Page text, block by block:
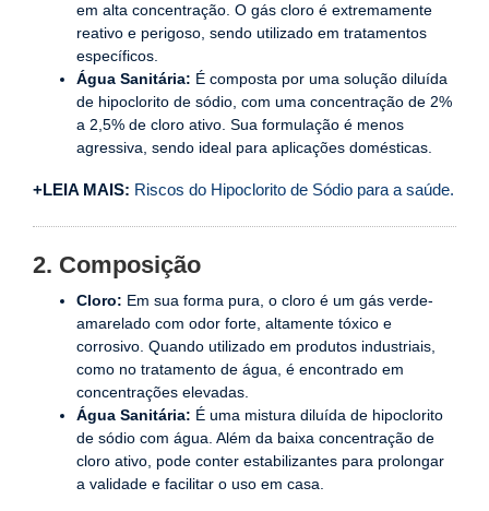
em alta concentração. O gás cloro é extremamente
reativo e perigoso, sendo utilizado em tratamentos
específicos.
Água Sanitária: É composta por uma solução diluída
de hipoclorito de sódio, com uma concentração de 2%
a 2,5% de cloro ativo. Sua formulação é menos
agressiva, sendo ideal para aplicações domésticas.
+LEIA MAIS: Riscos do Hipoclorito de Sódio para a saúde.
2. Composição
Cloro: Em sua forma pura, o cloro é um gás verde-
amarelado com odor forte, altamente tóxico e
corrosivo. Quando utilizado em produtos industriais,
como no tratamento de água, é encontrado em
concentrações elevadas.
Água Sanitária: É uma mistura diluída de hipoclorito
de sódio com água. Além da baixa concentração de
cloro ativo, pode conter estabilizantes para prolongar
a validade e facilitar o uso em casa.